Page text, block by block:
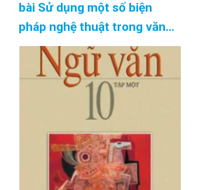
bài Sử dụng một số biện
pháp nghệ thuật trong văn
bản thuyết minh siêu ngắn
hay nhất Cập Nhật 08/2026